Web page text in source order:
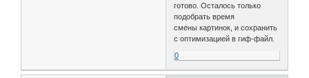
готово. Осталось только
подобрать время
смены картинок, и сохранить
с оптимизацией в гиф-файл.
0